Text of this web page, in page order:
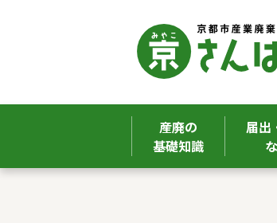
産廃の
基礎知識
届出